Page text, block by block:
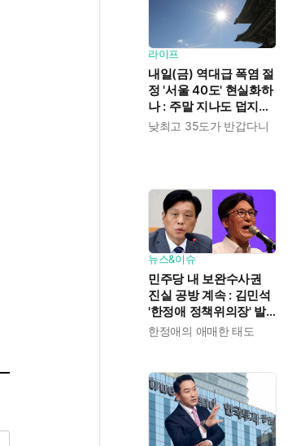
라이프
내일(금) 역대급 폭염 절
정 '서울 40도' 현실화하
나 : 주말 지나도 덥지만
'최고 35도'로 수그러든
낮최고 35도가 반갑다니
뉴스&이슈
민주당 내 보완수사권
진실 공방 계속 : 김민석
'한정애 정책위의장' 발
언 근거로 내세우자 사
한정애의 애매한 태도